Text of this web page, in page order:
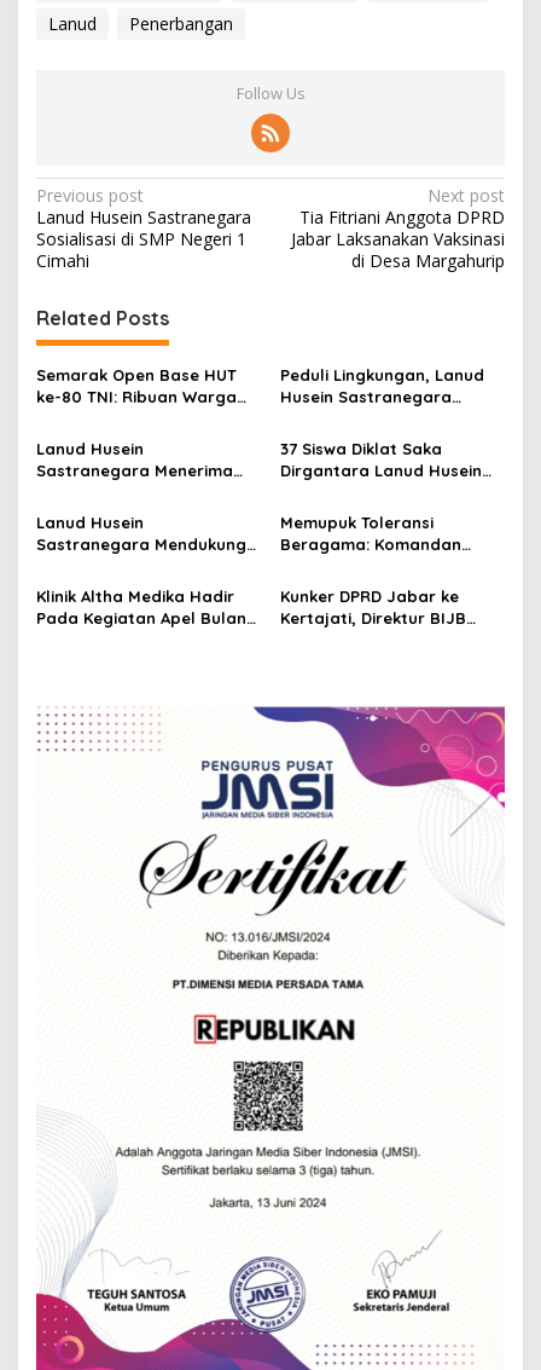
Lanud
Penerbangan
Follow Us
P
o
s
t
n
a
v
i
g
t
o
Previous post
Lanud Husein Sastranegara
Sosialisasi di SMP Negeri 1
Cimahi
Next post
Tia Fitriani Anggota DPRD
Jabar Laksanakan Vaksinasi
di Desa Margahurip
Related Posts
Semarak Open Base HUT
ke-80 TNI: Ribuan Warga
Sastranegara
Peduli Lingkungan, Lanud
Husein Sastranegara
Sepanjang Sungai Cijambe
Lanud Husein
Sastranegara Menerima
Pangkoopsud I
37 Siswa Diklat Saka
Dirgantara Lanud Husein
XXI Melaksanakan Latihan
Lapangan
Lanud Husein
Sastranegara Mendukung
Latihan Praktis Siswa Jump
Master Angkatan ke-27
Memupuk Toleransi
Beragama: Komandan
Sastranegara Kunjungi
Gereja Oikumene Lanud
Husein Sastranegara
Klinik Altha Medika Hadir
Pada Kegiatan Apel Bulan
Sukabumi
Kunker DPRD Jabar ke
Kertajati, Direktur BIJB